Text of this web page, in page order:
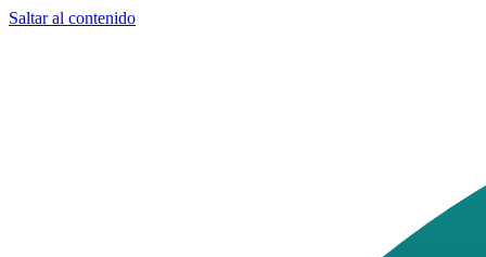
Saltar al contenido